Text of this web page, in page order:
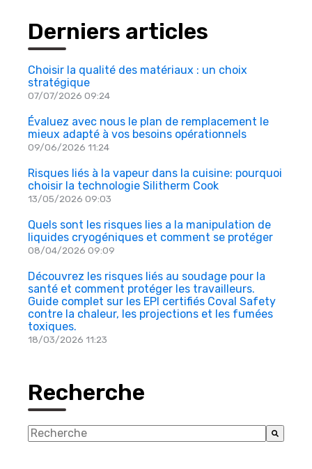
Derniers articles
Choisir la qualité des matériaux : un choix
stratégique
07/07/2026 09:24
Évaluez avec nous le plan de remplacement le
mieux adapté à vos besoins opérationnels
09/06/2026 11:24
Risques liés à la vapeur dans la cuisine: pourquoi
choisir la technologie Silitherm Cook
13/05/2026 09:03
Quels sont les risques lies a la manipulation de
liquides cryogéniques et comment se protéger
08/04/2026 09:09
Découvrez les risques liés au soudage pour la
santé et comment protéger les travailleurs.
Guide complet sur les EPI certifiés Coval Safety
contre la chaleur, les projections et les fumées
toxiques.
18/03/2026 11:23
Recherche
Il s'agit d'un champ de recherche auquel est